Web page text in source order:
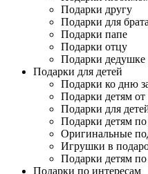
Подарки другу
Подарки для брата
Подарки папе
Подарки отцу
Подарки дедушке
Подарки для детей
Подарки ко дню
Подарки детям от
Подарки для
Подарки детям по
Оригинальные
Игрушки в
Подарки детям
Подарки по интересам